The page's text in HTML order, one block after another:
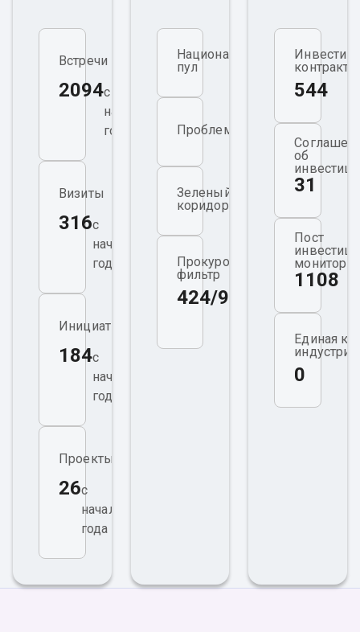
Встречи
2094с
начала
года
Визиты
316с
начала
года
Инициативы
184с
начала
года
Проекты
26с
начала
года
Национальный
пул
Проблемные
Зеленый
коридор
Прокурорский
фильтр
424/96
защищены
контракты
544
об
31
Пост
1108
Единая
0